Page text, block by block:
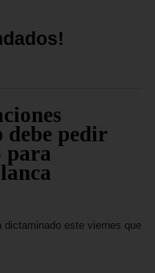
dados!
debe pedir
para
dictaminado este viernes que